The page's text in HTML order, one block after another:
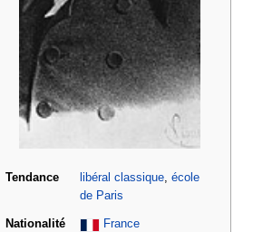
Tendance libéral classique, école
de Paris
Nationalité France